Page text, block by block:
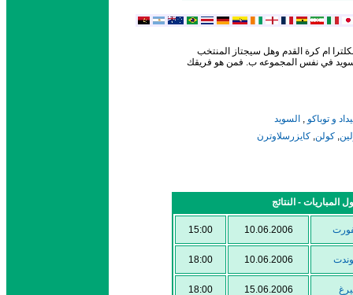
ام كرة القدم وهل سيجتاز المنتخب
و السويد في نفس المجموعه ب. فمن هو فريقك
و توباكو , السويد
, كولن, كايزرسلاوترن
15:00 10.06.2006
18:00 10.06.2006
18:00 15.06.2006